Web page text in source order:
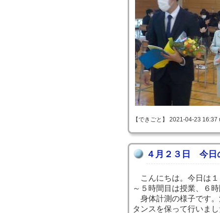
【できごと】 2021-04-23
４月２３日 今日
こんにちは。今日は１
～５時間目は授業、６
身体計測の様子です。
タンスを保って行いま